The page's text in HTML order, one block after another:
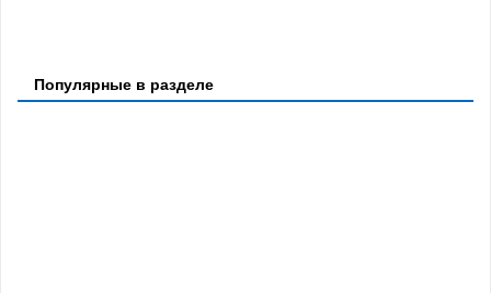
Популярные в разделе